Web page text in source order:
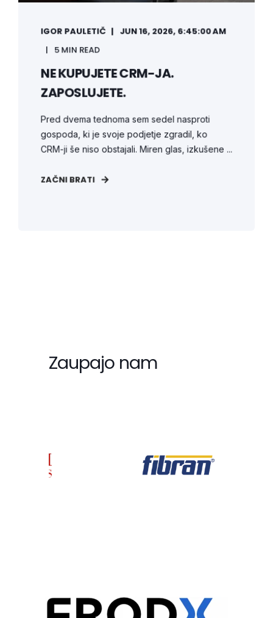
IGOR PAULETIČ
JUN 16, 2026, 6:45:00 AM
5 MIN READ
NE KUPUJETE CRM-JA.
ZAPOSLUJETE.
Pred dvema tednoma sem sedel nasproti
gospoda, ki je svoje podjetje zgradil, ko
CRM-ji še niso obstajali. Miren glas, izkušene ...
ZAČNI BRATI
Zaupajo nam